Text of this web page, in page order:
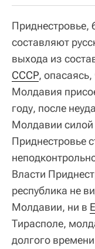
Приднестровье,
составляют
выхода из
СССР,
Молдавия
году, после
Молдавии
Приднестровье
Власти
республика не
Молдавии, ни в
Тирасполе,
долгого